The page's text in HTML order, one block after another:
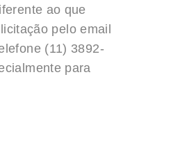
ao que
pelo email
(11) 3892-
para